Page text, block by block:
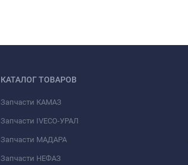
КАТАЛОГ ТОВАРОВ
Запчасти КАМАЗ
Запчасти IVECO-УРАЛ
Запчасти МАДАРА
Запчасти НЕФАЗ